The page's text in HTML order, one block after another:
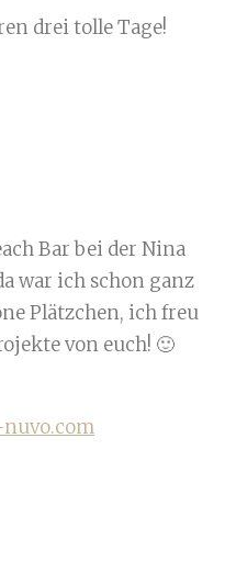
drei tolle Tage!
Bar bei der Nina
war ich schon ganz
Plätzchen, ich freu
von euch! 🙂